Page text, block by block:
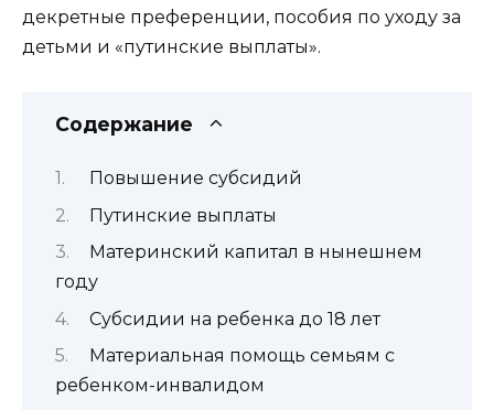
декретные преференции, пособия по уходу за
детьми и «путинские выплаты».
Содержание
Повышение субсидий
Путинские выплаты
Материнский капитал в нынешнем
году
Субсидии на ребенка до 18 лет
Материальная помощь семьям с
ребенком-инвалидом